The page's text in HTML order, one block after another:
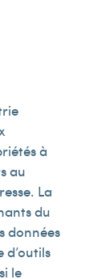
à
au
La
du
données
le